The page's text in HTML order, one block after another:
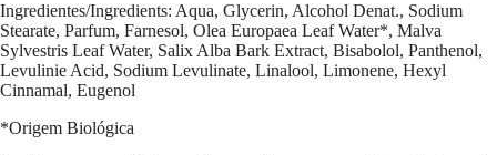
Ingredientes/Ingredients: Aqua, Glycerin, Alcohol Denat., Sodium
Stearate, Parfum, Farnesol, Olea Europaea Leaf Water*, Malva
Sylvestris Leaf Water, Salix Alba Bark Extract, Bisabolol, Panthenol,
Levulinie Acid, Sodium Levulinate, Linalool, Limonene, Hexyl
Cinnamal, Eugenol
*Origem Biológica